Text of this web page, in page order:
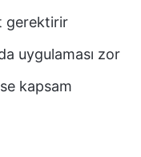
gerektirir
uygulaması zor
kapsam